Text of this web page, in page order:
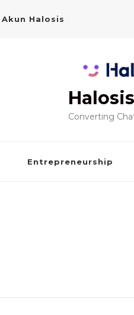
Halosis
Converting
Entrepreneurship